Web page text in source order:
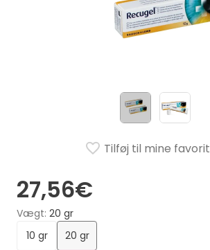
27,56€
Vægt
20 gr
10 gr
20 gr
Tilføj til mine